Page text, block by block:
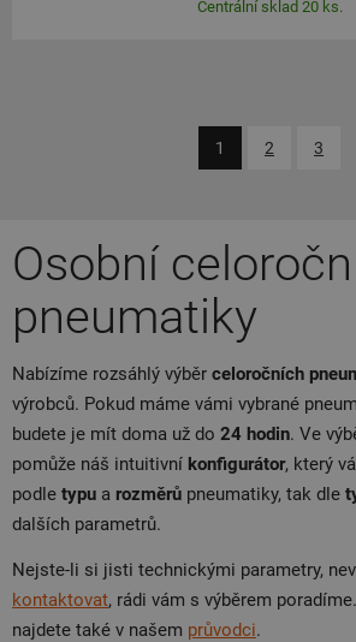
Centrální sklad 20 ks.
1 2 3
Osobní
pneumatiky
Nabízíme rozsáhlý výběr celoročních
výrobců. Pokud máme vámi vybrané
budete je mít doma už do 24 hodin. Ve
pomůže náš intuitivní konfigurátor, který
podle typu a rozměrů pneumatiky, tak dle
dalších parametrů.
Nejste-li si jisti technickými parametry,
kontaktovat, rádi vám s výběrem
najdete také v našem průvodci.